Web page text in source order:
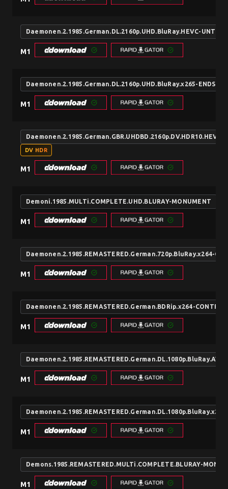
Daemonen.2.1985.German.DL.2160p.UHD.BluRay.HEVC-
M1
Daemonen.2.1985.German.DL.2160p.UHD.BluRay.x265-
M1
DV HDR
M1
Demoni.1985.MULTi.COMPLETE.UHD.BLURAY-MONUMENT
M1
Daemonen.2.1985.REMASTERED.German.720p.BluRay.x264-
M1
Daemonen.2.1985.REMASTERED.German.BDRip.x264-
M1
Daemonen.2.1985.REMASTERED.German.DL.1080p.BluRay.AVC-
M1
M1
Demons.1985.REMASTERED.MULTi.COMPLETE.BLURAY-
M1